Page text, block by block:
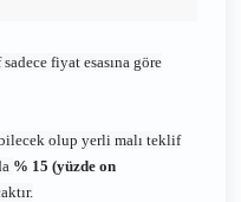
fiyat esasına göre
olup yerli malı teklif
% 15 (yüzde on